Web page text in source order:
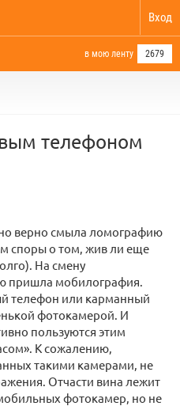
Вход
в мою ленту 2679
телефоном
верно смыла ломографию
споры о том, жив ли еще
На смену
пришла мобилография.
телефон или карманный
фотокамерой. И
пользуются этим
К сожалению,
такими камерами, не
Отчасти вина лежит
фотокамер, но не